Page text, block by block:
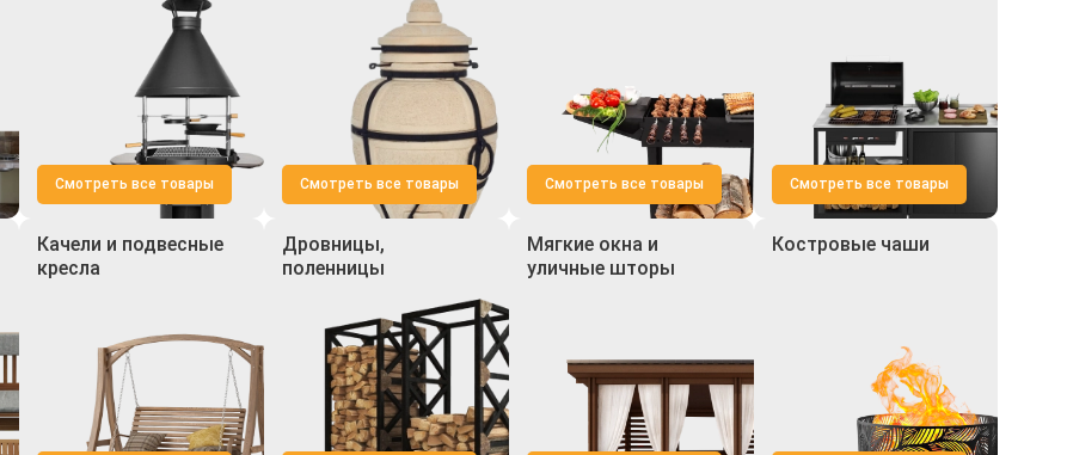
Смотреть все товары Смотреть все товары Смотреть все товары Смотреть все товары
Качели и подвесные
кресла
Дровницы,
поленницы
Мягкие окна и
уличные шторы
Костровые чаши